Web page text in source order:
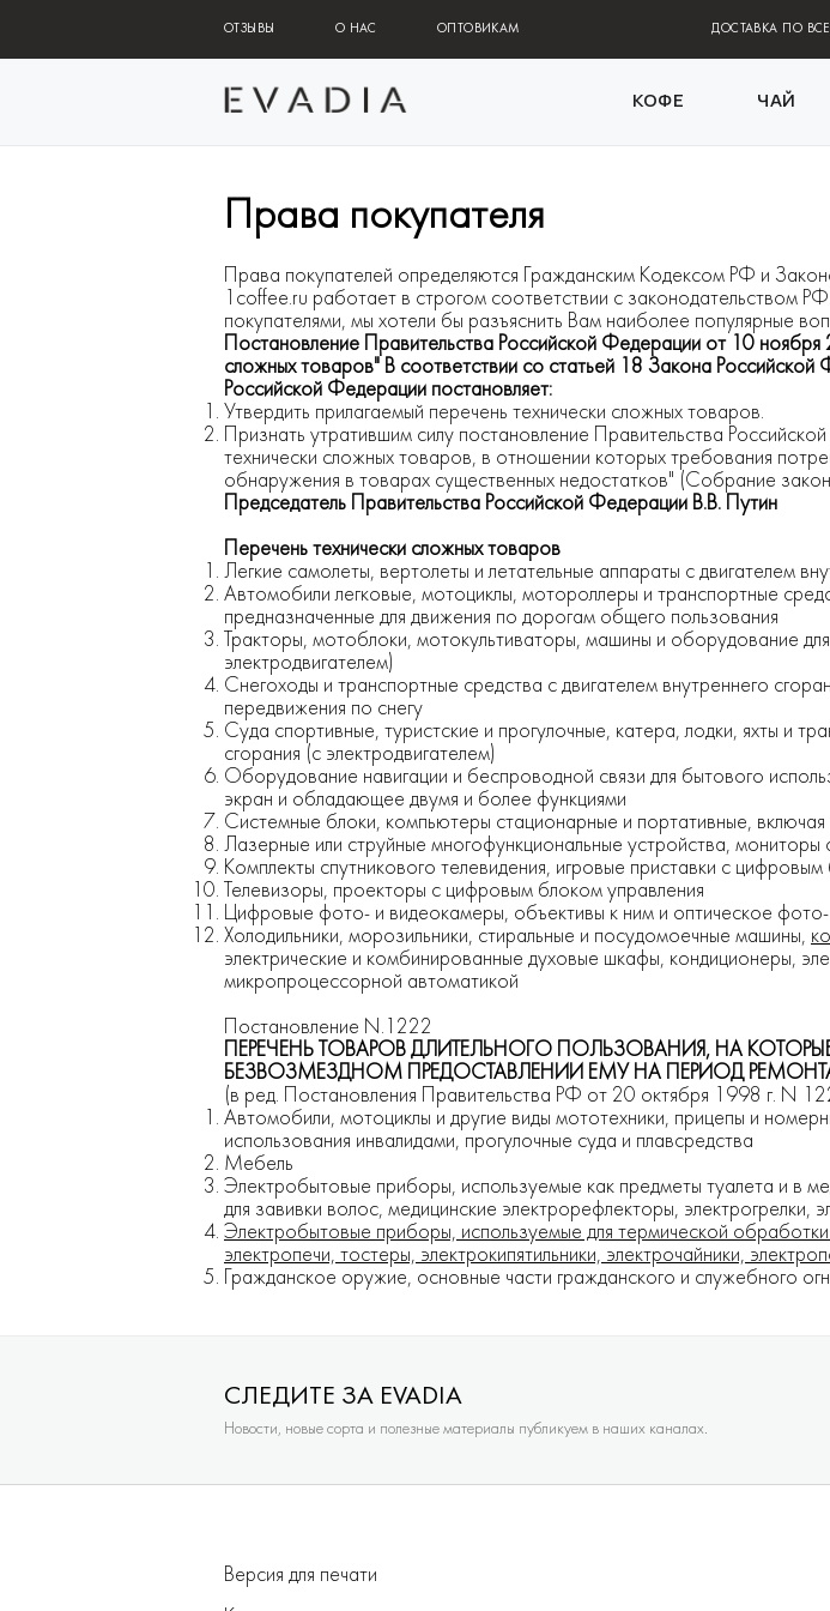
ОТЗЫВЫ О НАС ОПТОВИКАМ ДОСТАВКА ПО
КОФЕ ЧАЙ
Права покупателя
Права покупателей определяются Гражданским Кодексом РФ и
1coffee.ru работает в строгом соответствии с законодательством
покупателями, мы хотели бы разъяснить Вам наиболее популярные
Постановление Правительства Российской Федерации от 10
сложных товаров" В соответствии со статьей 18 Закона
Российской Федерации постановляет:
Утвердить прилагаемый перечень технически сложных товаров.
Признать утратившим силу постановление Правительства
технически сложных товаров, в отношении которых требования
обнаружения в товарах существенных недостатков" (Собрание
Председатель Правительства Российской Федерации В.В. Путин
Перечень технически сложных товаров
Легкие самолеты, вертолеты и летательные аппараты с двигателем
Автомобили легковые, мотоциклы, мотороллеры и транспортные
предназначенные для движения по дорогам общего пользования
Тракторы, мотоблоки, мотокультиваторы, машины и оборудование
электродвигателем)
Снегоходы и транспортные средства с двигателем внутреннего
передвижения по снегу
Суда спортивные, туристские и прогулочные, катера, лодки, яхты и
сгорания (с электродвигателем)
Оборудование навигации и беспроводной связи для бытового
экран и обладающее двумя и более функциями
Системные блоки, компьютеры стационарные и портативные,
Лазерные или струйные многофункциональные устройства,
Комплекты спутникового телевидения, игровые приставки с
Телевизоры, проекторы с цифровым блоком управления
Цифровые фото- и видеокамеры, объективы к ним и оптическое
Холодильники, морозильники, стиральные и посудомоечные машины,
электрические и комбинированные духовые шкафы, кондиционеры,
микропроцессорной автоматикой
Постановление N.1222
ПЕРЕЧЕНЬ ТОВАРОВ ДЛИТЕЛЬНОГО ПОЛЬЗОВАНИЯ, НА
БЕЗВОЗМЕЗДНОМ ПРЕДОСТАВЛЕНИИ ЕМУ НА ПЕРИОД
(в ред. Постановления Правительства РФ от 20 октября 1998 г. N
Автомобили, мотоциклы и другие виды мототехники, прицепы и
использования инвалидами, прогулочные суда и плавсредства
Мебель
Электробытовые приборы, используемые как предметы туалета и в
для завивки волос, медицинские электрорефлекторы, электрогрелки,
Электробытовые приборы, используемые для термической
электропечи, тостеры, электрокипятильники, электрочайники,
Гражданское оружие, основные части гражданского и служебного
СЛЕДИТЕ ЗА EVADIA
Новости, новые сорта и полезные материалы публикуем в наших каналах.
Версия для печати